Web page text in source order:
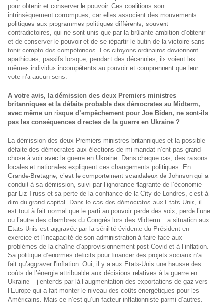
pour obtenir et conserver le pouvoir. Ces coalitions sont
intrinsèquement corrompues, car elles associent des mouvements
politiques aux programmes politiques différents, souvent
contradictoires, qui ne sont unis que par la brûlante ambition d’obtenir
et de conserver le pouvoir et de se répartir le butin de la victoire sans
tenir compte des compétences. Les citoyens ordinaires deviennent
apathiques, passifs lorsque, pendant des décennies, ils voient les
mêmes individus incompétents au pouvoir et comprennent que leur
vote n’a aucun sens.
A votre avis, la démission des deux Premiers ministres
britanniques et la défaite probable des démocrates au Midterm,
avec même un risque d’empêchement pour Joe Biden, ne sont-ils
pas les conséquences directes de la guerre en Ukraine ?
La démission des deux Premiers ministres britanniques et la possible
défaite des démocrates aux élections de mi-mandat n’ont pas grand-
chose à voir avec la guerre en Ukraine. Dans chaque cas, des raisons
locales et nationales expliquent ces changements politiques. En
Grande-Bretagne, c’est le comportement scandaleux de Johnson qui a
conduit à sa démission, suivi par l’ignorance flagrante de l’économie
par Liz Truss et sa perte de la confiance de la City de Londres, c’est-à-
dire du grand capital. Dans le cas des démocrates aux Etats-Unis, il
est tout à fait normal que le parti au pouvoir perde des voix, perde l’une
ou l’autre des chambres du Congrès lors des Midterm. La situation aux
Etats-Unis est aggravée par la sénilité évidente du Président en
exercice et l’incapacité de son administration à faire face aux
problèmes de la chaîne d’approvisionnement post-Covid et à l’inflation.
Sa politique d’énormes déficits pour financer des projets sociaux n’a
fait qu’aggraver l’inflation. Oui, il y a aux Etats-Unis une hausse des
coûts de l’énergie attribuable aux décisions relatives à la guerre en
Ukraine – j’entends par là l’augmentation des exportations de gaz vers
l’Europe qui a fait monter le niveau des coûts énergétiques pour les
Américains. Mais ce n’est qu’un facteur inflationniste parmi d’autres.